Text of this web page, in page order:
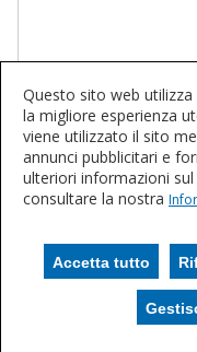
Questo sito web
la migliore esperienza
viene utilizzato il sito
annunci pubblicitari e
ulteriori informazioni
consultare la nostra
Accetta tutto